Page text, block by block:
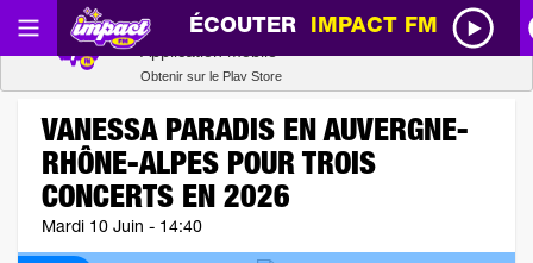
ÉCOUTER IMPACT FM
VANESSA PARADIS EN AUVERGNE-
RHÔNE-ALPES POUR TROIS
CONCERTS EN 2026
Mardi 10 Juin - 14:40
Radio SCOOP
Obtenir sur le Play Store
Télécharger